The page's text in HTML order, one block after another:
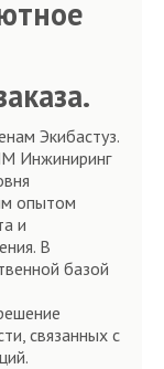
Экибастуз.
Инжиниринг
опытом
и
В
базой
связанных с